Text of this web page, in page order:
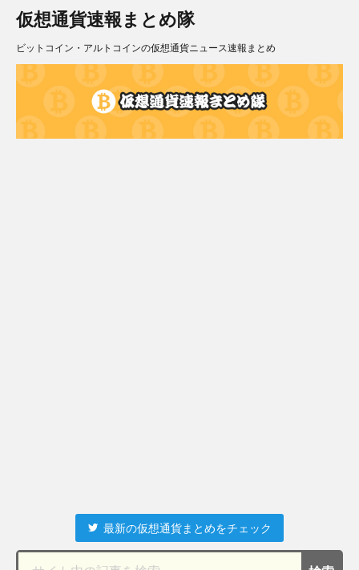
仮想通貨速報まとめ隊
ビットコイン・アルトコインの仮想通貨ニュース速報まとめ
最新の仮想通貨まとめをチェック